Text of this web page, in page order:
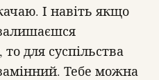
І навіть якщо
для суспільства
Тебе можна